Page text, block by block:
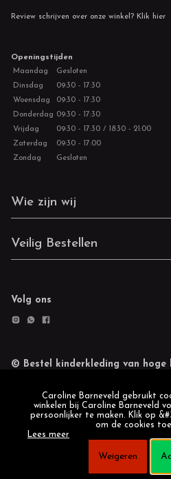
Review schrijven over onze winkel? Klik hier
Openingstijden
Maandag
Gesloten
Dinsdag
09:30 - 17:30
Woensdag
09:30 - 17:30
Donderdag 09:30 - 17:30
Vrijdag
09:30 - 17:30 / 18:30 - 21:00
Zaterdag
09:30 - 17:00
Zondag
Gesloten
Wie zijn wij
Veilig Bestellen
Volg ons
© Bestel kinderkleding van hoge
Caroline Barneveld gebruikt
winkelen bij Caroline Barneveld
persoonlijker te maken. Klik op
om de cookies
Lees meer
Weigeren